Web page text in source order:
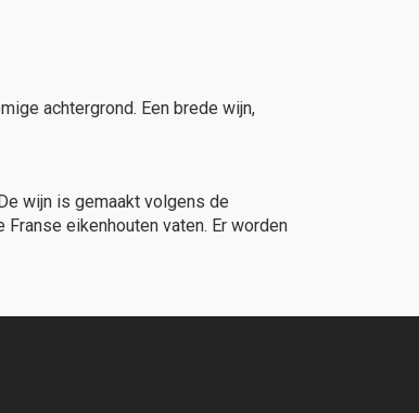
achtergrond. Een brede wijn,
wijn is gemaakt volgens de
eikenhouten vaten. Er worden